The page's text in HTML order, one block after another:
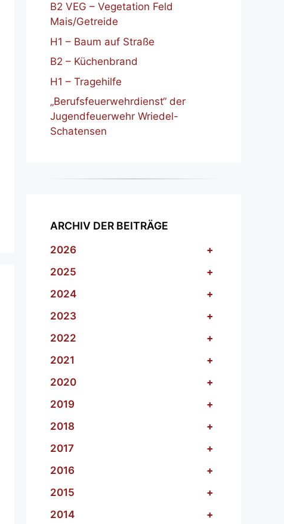
B2 VEG – Vegetation Feld
Mais/Getreide
H1 – Baum auf Straße
B2 – Küchenbrand
H1 – Tragehilfe
„Berufsfeuerwehrdienst“ der
Jugendfeuerwehr Wriedel-
Schatensen
ARCHIV DER BEITRÄGE
2026
+
2025
+
2024
+
2023
+
2022
+
2021
+
2020
+
2019
+
2018
+
2017
+
2016
+
2015
+
2014
+